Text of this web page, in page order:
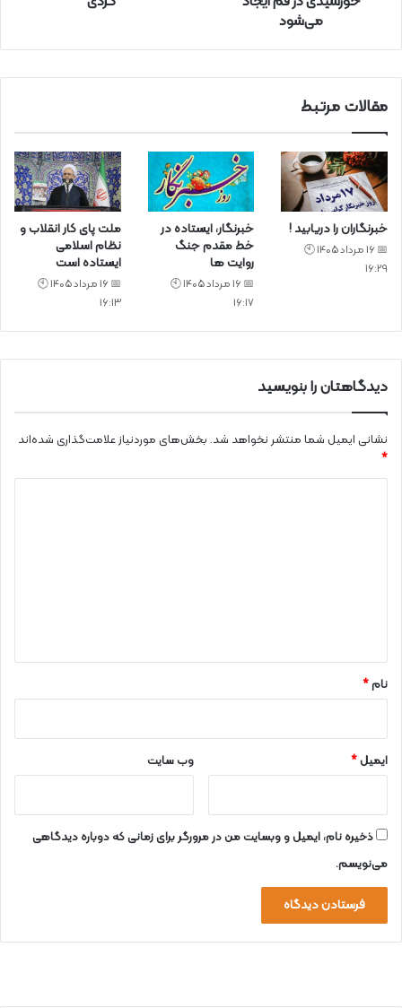
می‌شود
مقالات مرتبط
خبرنگاران را دریابید !
📅 16 مرداد 1405 🕙
16:29
خبرنگار، ایستاده در
خط مقدم جنگ
روایت ها
📅 16 مرداد 1405 🕙
16:17
ملت پای کار انقلاب و
نظام اسلامی
ایستاده است
📅 16 مرداد 1405 🕙
16:13
دیدگاهتان را بنویسید
نشانی ایمیل شما منتشر نخواهد شد. بخش‌های موردنیاز علامت‌گذاری شده‌اند
*
نام*
ایمیل* وب‌ سایت
ذخیره نام، ایمیل و وبسایت من در مرورگر برای زمانی که دوباره دیدگاهی
می‌نویسم.